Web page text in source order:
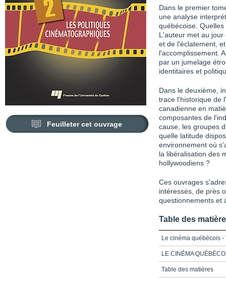
Feuilleter cet ouvrage
Dans le premier
une analyse
québécoise.
L'auteur met au
et de l'éclatement,
l'accomplissement.
par un jumelage
identitaires et
Dans le deuxième,
trace l'historique de
canadienne en
composantes de
cause, les groupes
quelle latitude
environnement où
la libéralisation des
hollywoodiens ?
Ces ouvrages
intéressés, de près
questionnements et
Table des
Le cinéma québécois -
LE CINÉMA
Table des matières